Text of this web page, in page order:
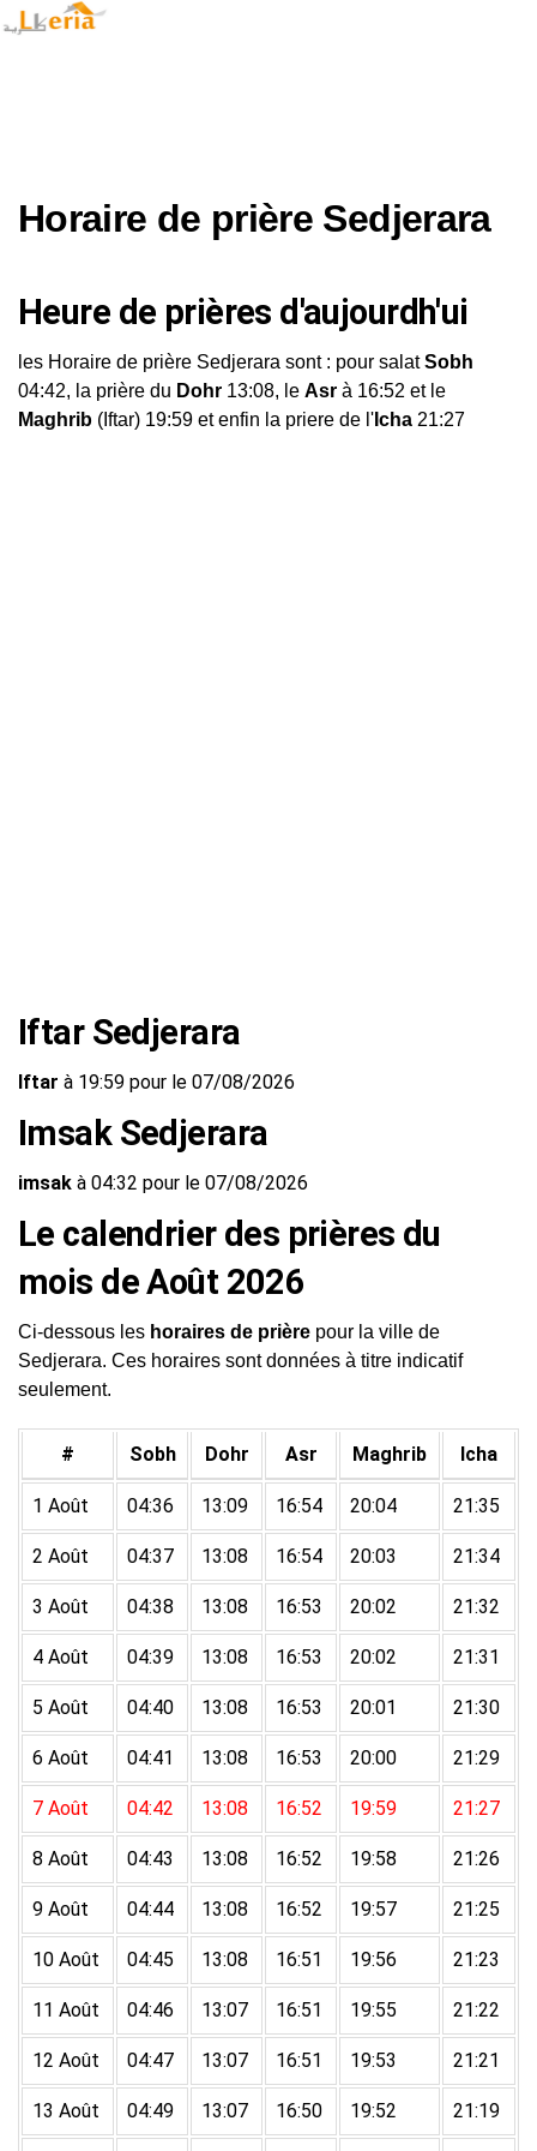
Horaire de prière Sedjerara
Heure de prières d'aujourdh'ui
les Horaire de prière Sedjerara sont : pour salatSobh
04:42, la prière du Dohr 13:08, le Asr à 16:52 et le
Maghrib (Iftar) 19:59 et enfin la priere de l' Icha 21:27
Iftar Sedjerara
Iftar à 19:59 pour le 07/08/2026
Imsak Sedjerara
imsak à 04:32 pour le 07/08/2026
Le calendrier des prières du
mois de Août 2026
Ci-dessous les horaires de prière pour la ville de
Sedjerara. Ces horaires sont données à titre indicatif
seulement.
# Sobh Dohr Asr Maghrib Icha
1 Août 04:36 13:09 16:54 20:04 21:35
2 Août 04:37 13:08 16:54 20:03 21:34
3 Août 04:38 13:08 16:53 20:02 21:32
4 Août 04:39 13:08 16:53 20:02 21:31
5 Août 04:40 13:08 16:53 20:01 21:30
6 Août 04:41 13:08 16:53 20:00 21:29
7 Août 04:42 13:08 16:52 19:59 21:27
8 Août 04:43 13:08 16:52 19:58 21:26
9 Août 04:44 13:08 16:52 19:57 21:25
10 Août 04:45 13:08 16:51 19:56 21:23
11 Août 04:46 13:07 16:51 19:55 21:22
12 Août 04:47 13:07 16:51 19:53 21:21
13 Août 04:49 13:07 16:50 19:52 21:19